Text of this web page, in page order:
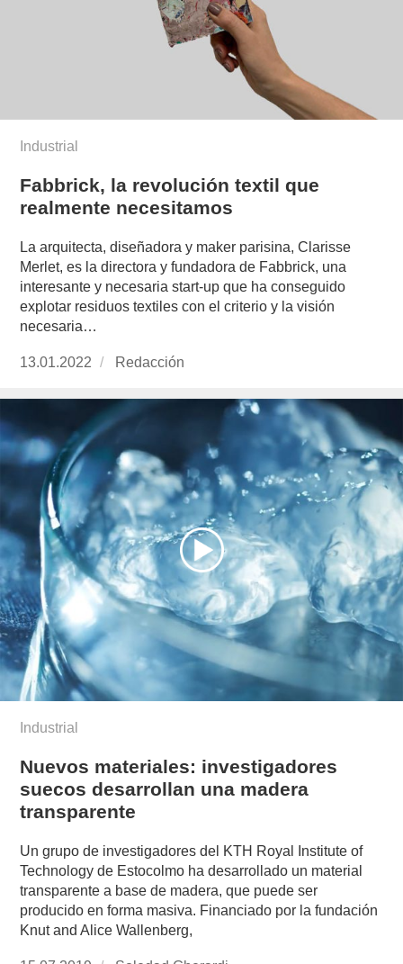
Industrial
Fabbrick, la revolución textil que
realmente necesitamos
La arquitecta, diseñadora y maker parisina, Clarisse
Merlet, es la directora y fundadora de Fabbrick, una
interesante y necesaria start-up que ha conseguido
explotar residuos textiles con el criterio y la visión
necesaria…
Publicado
13.01.2022 https://www.experimenta.es/author/redaccion/
Redacción
Industrial
Nuevos materiales: investigadores
suecos desarrollan una madera
transparente
Un grupo de investigadores del KTH Royal Institute of
Technology de Estocolmo ha desarrollado un material
transparente a base de madera, que puede ser
producido en forma masiva. Financiado por la fundación
Knut and Alice Wallenberg,